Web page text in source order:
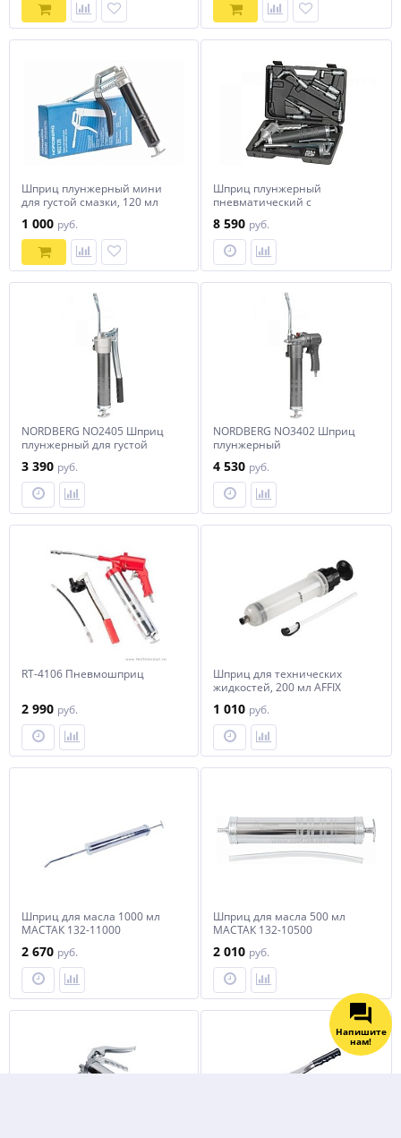
Шприц плунжерный мини
для густой смазки, 120 мл
1 000 руб.
Шприц плунжерный
пневматический с
с насадками в кейсе
NORDBERG NO3404
8 590 руб.
NORDBERG NO2405 Шприц
плунжерный для густой
3 390 руб.
NORDBERG NO3402 Шприц
плунжерный
смазки, 400 мл, с поворотом
рукоятки
4 530 руб.
RT-4106 Пневмошприц
2 990 руб.
Шприц для технических
жидкостей, 200 мл AFFIX
1 010 руб.
Шприц для масла 1000 мл
МАСТАК 132-11000
2 670 руб.
Шприц для масла 500 мл
МАСТАК 132-10500
2 010 руб.
Напишите
нам!